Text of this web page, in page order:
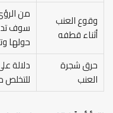
وقوع العنب
أثناء قطفه
من
سوف
حولها
حرق شجرة
العنب
دلالة
للتخلص